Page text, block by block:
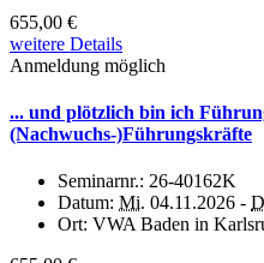
655,00 €
weitere Details
Anmeldung möglich
... und plötzlich bin ich
(Nachwuchs-)Führungskräfte
Seminarnr.: 26-40162K
Datum: Mi. 04.11.2026 -
Ort: VWA Baden in